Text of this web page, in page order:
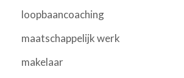
loopbaancoaching
maatschappelijk werk
makelaar